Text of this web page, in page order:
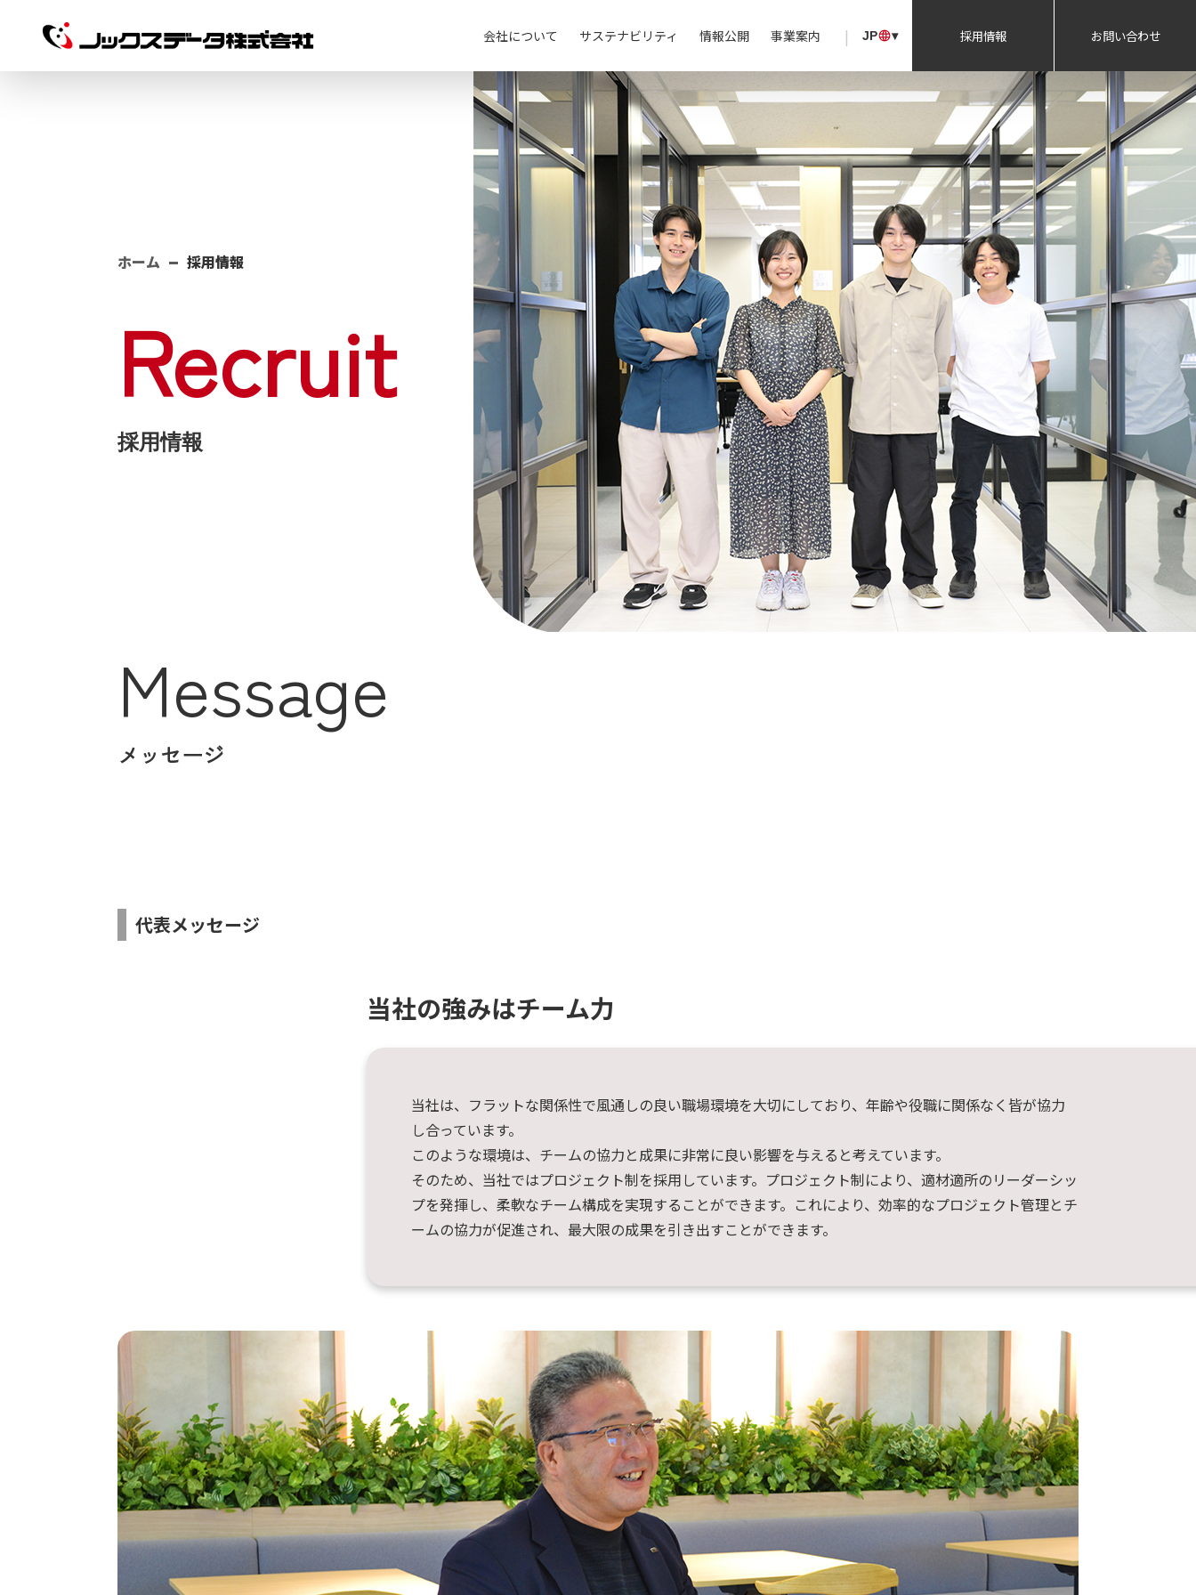
会社について サステナビリティ 情報公開 事業案内 | JP ▾ 採用情報 お問い合わせ
ホーム 採用情報
Recruit
採用情報
Message
メッセージ
代表メッセージ
当社の強みはチーム力
当社は、フラットな関係性で風通しの良い職場環境を大切にしており、年齢や役職に関係なく皆が協力
し合っています。
このような環境は、チームの協力と成果に非常に良い影響を与えると考えています。
そのため、当社ではプロジェクト制を採用しています。プロジェクト制により、適材適所のリーダーシッ
プを発揮し、柔軟なチーム構成を実現することができます。これにより、効率的なプロジェクト管理とチ
ームの協力が促進され、最大限の成果を引き出すことができます。